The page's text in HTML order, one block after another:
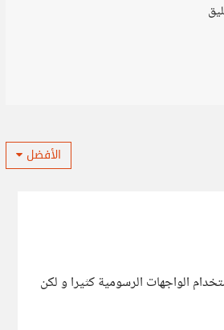
الأفضل
الواجهات الرسومية كثيرا و لكن